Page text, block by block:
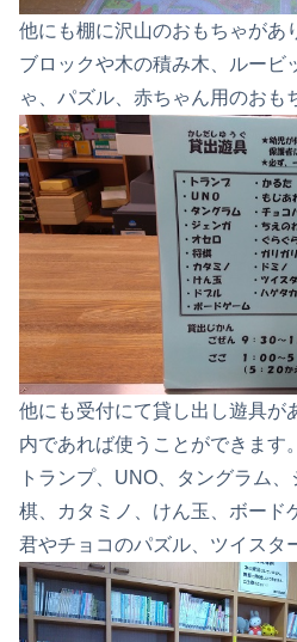
他にも棚に沢山のおもちゃがあ
ブロックや木の積み木、ルービ
ゃ、パズル、赤ちゃん用のおも
他にも受付にて貸し出し遊具が
内であれば使うことができます。
トランプ、UNO、タングラム
棋、カタミノ、けん玉、ボード
君やチョコのパズル、ツイスタ